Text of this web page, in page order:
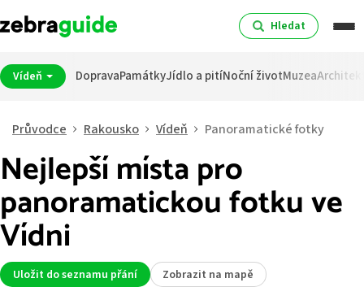
Hledat
Vídeň DopravaPamátkyJídlo a pitíNoční životMuzea
Průvodce Rakousko Vídeň Panoramatické fotky
Nejlepší místa pro
panoramatickou fotku ve
Vídni
Uložit do seznamu přání Zobrazit na mapě